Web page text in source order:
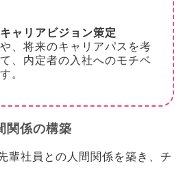
ャリアビジョン策定
、将来のキャリアパスを考
、内定者の入社へのモチベ
。
関係の構築
輩社員との人間関係を築き、チ